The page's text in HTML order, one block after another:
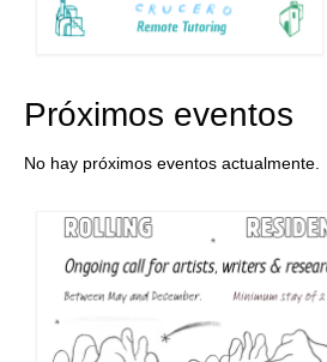
Próximos eventos
No hay próximos eventos actualmente.